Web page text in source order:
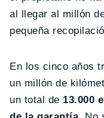
al llegar al millón
pequeña
En los cinco años
un millón de
un total de 13.000